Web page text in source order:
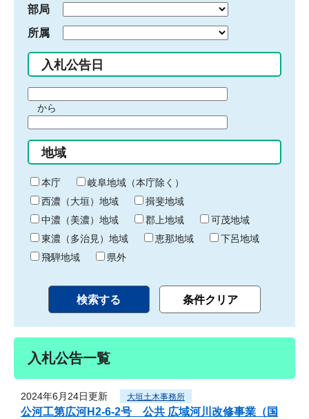
部局
所属
入札公告日
間
始
り
から
間
終
わ
り
地域
本庁
岐阜地域（本庁除く）
西濃（大垣）地域
揖斐地域
中濃（美濃）地域
郡上地域
可茂地域
東濃（多治見）地域
恵那地域
下呂地域
飛騨地域
県外
入札公告一覧
2024年6月24日更新 大垣土木事務所
公河工第広河H2-6-2号 公共 広域河川改修事業（国